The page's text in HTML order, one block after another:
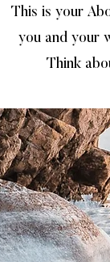
This is your
you and your
Think